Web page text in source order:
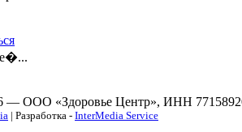
— ООО «Здоровье Центр», ИНН
| Разработка - InterMedia Service